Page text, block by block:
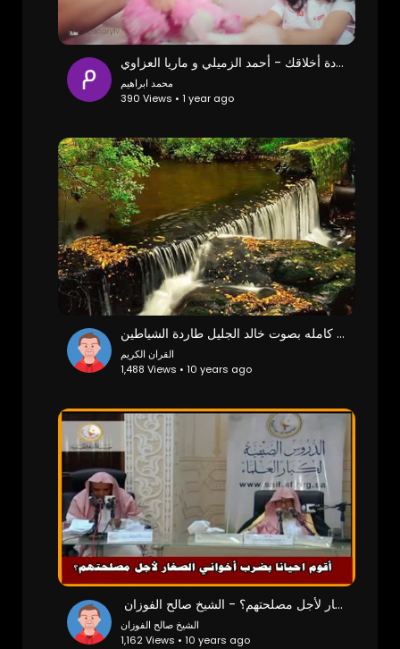
أنشودة أخلاقك - أحمد الزميلي و ماريا العزاوي
محمد ابراهيم
390 Views • 1 year ago
‫سورة البقره كامله بصوت خالد الجليل طاردة الشياطين‬‎
القران الكريم
1,488 Views • 10 years ago
‫أقوم احيانا بضرب أخواني الصغار لأجل مصلحتهم؟ - الشيخ صالح الفوزان ‬‎
الشيخ صالح الفوزان
1,162 Views • 10 years ago